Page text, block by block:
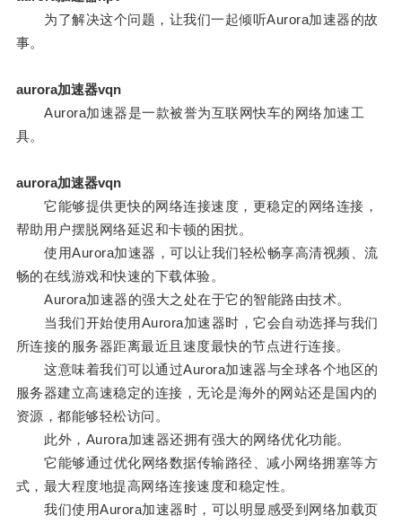
为了解决这个问题，让我们一起倾听Aurora加速器的故
事。
aurora加速器vqn
Aurora加速器是一款被誉为互联网快车的网络加速工
具。
aurora加速器vqn
它能够提供更快的网络连接速度，更稳定的网络连接，
帮助用户摆脱网络延迟和卡顿的困扰。
使用Aurora加速器，可以让我们轻松畅享高清视频、流
畅的在线游戏和快速的下载体验。
Aurora加速器的强大之处在于它的智能路由技术。
当我们开始使用Aurora加速器时，它会自动选择与我们
所连接的服务器距离最近且速度最快的节点进行连接。
这意味着我们可以通过Aurora加速器与全球各个地区的
服务器建立高速稳定的连接，无论是海外的网站还是国内的
资源，都能够轻松访问。
此外，Aurora加速器还拥有强大的网络优化功能。
它能够通过优化网络数据传输路径、减小网络拥塞等方
式，最大程度地提高网络连接速度和稳定性。
我们使用Aurora加速器时，可以明显感受到网络加载页